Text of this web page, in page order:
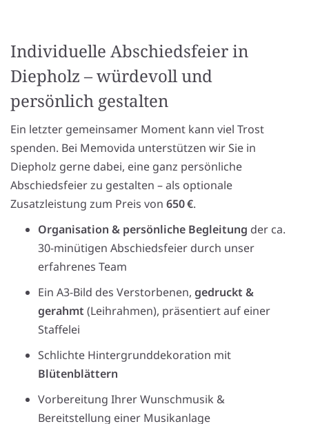
Individuelle Abschiedsfeier in
Diepholz – würdevoll und
persönlich gestalten
Ein letzter gemeinsamer Moment kann viel Trost
spenden. Bei Memovida unterstützen wir Sie in
Diepholz gerne dabei, eine ganz persönliche
Abschiedsfeier zu gestalten – als optionale
Zusatzleistung zum Preis von 650 €.
Organisation & persönliche Begleitung der ca.
30-minütigen Abschiedsfeier durch unser
erfahrenes Team
Ein A3-Bild des Verstorbenen, gedruckt &
gerahmt (Leihrahmen), präsentiert auf einer
Staffelei
Schlichte Hintergrunddekoration mit
Blütenblättern
Vorbereitung Ihrer Wunschmusik &
Bereitstellung einer Musikanlage